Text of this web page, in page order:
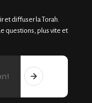
et diffuser la Torah.
questions, plus vite et